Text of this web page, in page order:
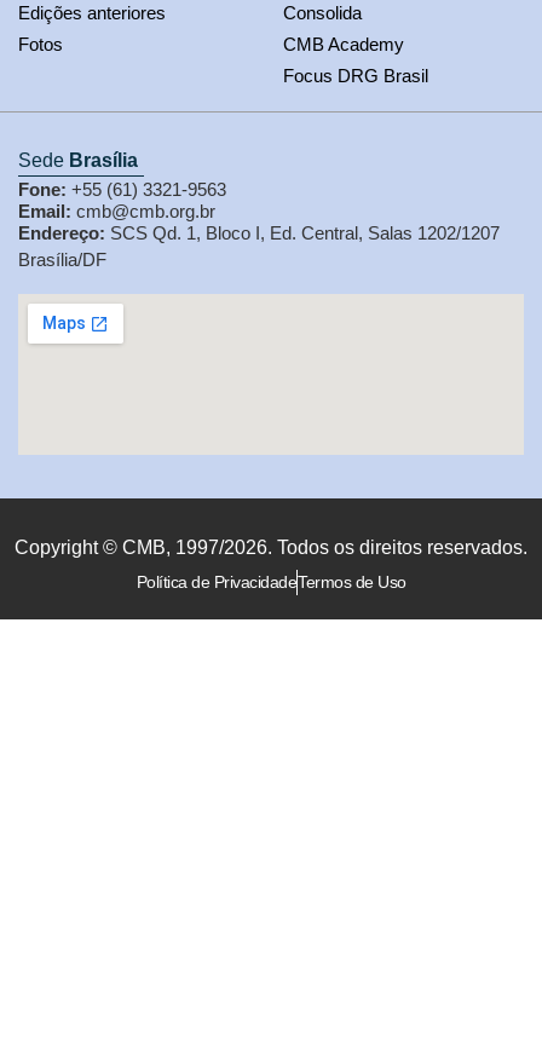
Edições anteriores
Fotos
Consolida
CMB Academy
Focus DRG Brasil
Sede Brasília
Fone: +55 (61) 3321-9563
Email: cmb@cmb.org.br
Endereço: SCS Qd. 1, Bloco I, Ed. Central, Salas 1202/1207
Brasília/DF
Copyright © CMB, 1997/2026. Todos os direitos reservados.
Política de PrivacidadeTermos de Uso